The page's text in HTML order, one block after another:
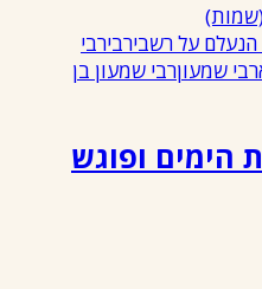
הנעלם על רשבירבירבי
רבי שמעוןרבי שמעון בן
הימים ופוגש